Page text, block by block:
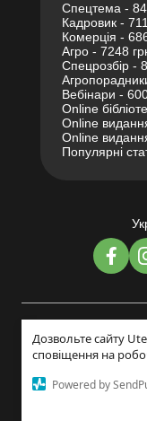
Дозвольте сайту
сповіщення на
Powered by
Спецтема -
Кадровик -
Комерція -
Агро - 7248
Спецрозбір -
Вебінари -
Online
Online
Online
Популярні
Дизайн и